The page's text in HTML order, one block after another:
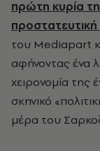
πρώτη κυρία
του Mediapart
αφήνοντας ένα
χειρονομία της
σκηνικό
μέρα του